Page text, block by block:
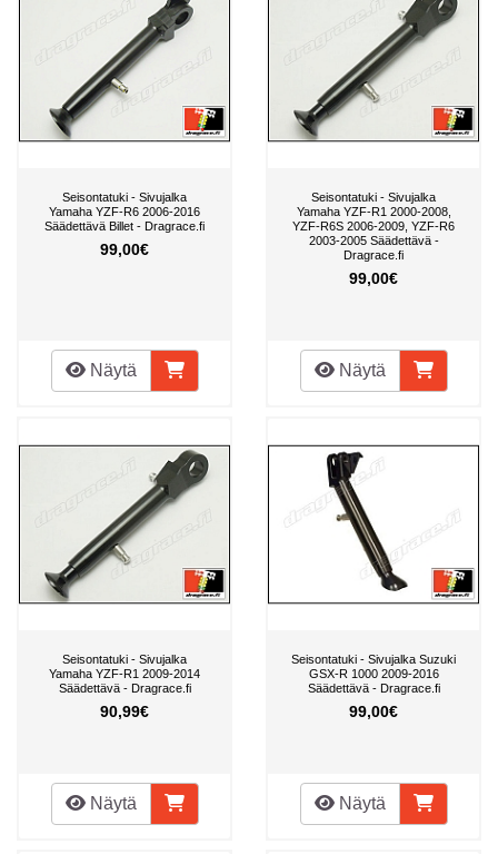
Seisontatuki - Sivujalka
Yamaha YZF-R6 2006-2016
Säädettävä Billet - Dragrace.fi
99,00€
Näytä
Seisontatuki - Sivujalka
Yamaha YZF-R1 2000-2008,
YZF-R6S 2006-2009, YZF-R6
2003-2005 Säädettävä -
Dragrace.fi
99,00€
Näytä
Seisontatuki - Sivujalka
Yamaha YZF-R1 2009-2014
Säädettävä - Dragrace.fi
90,99€
Näytä
Seisontatuki - Sivujalka Suzuki
GSX-R 1000 2009-2016
Säädettävä - Dragrace.fi
99,00€
Näytä